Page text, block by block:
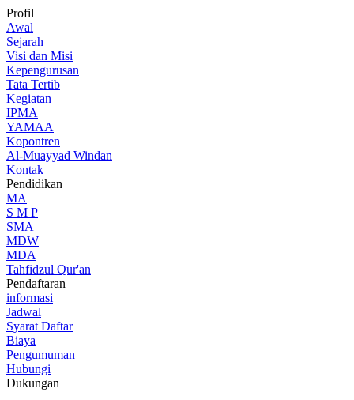
Profil
Awal
Sejarah
Visi dan Misi
Kepengurusan
Tata Tertib
Kegiatan
IPMA
YAMAA
Kopontren
Al-Muayyad Windan
Kontak
Pendidikan
MA
S M P
SMA
MDW
MDA
Tahfidzul Qur'an
Pendaftaran
informasi
Jadwal
Syarat Daftar
Biaya
Pengumuman
Hubungi
Dukungan